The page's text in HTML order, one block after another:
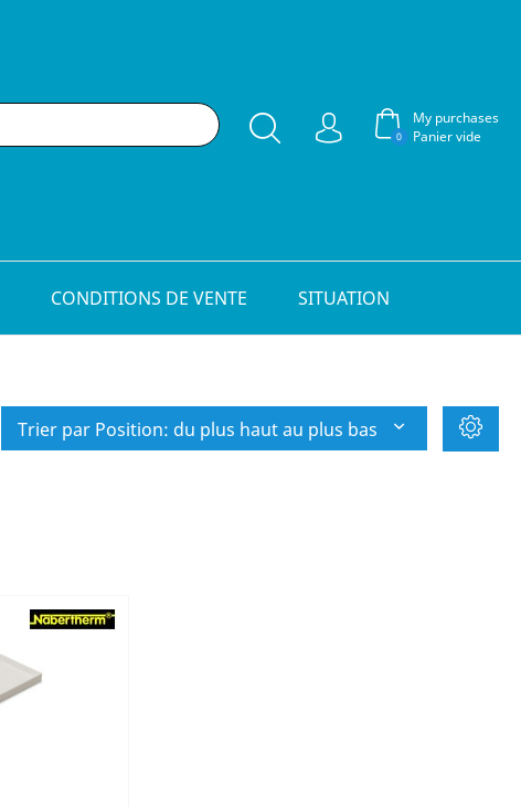
My purchases
0 Panier vide
CONDITIONS DE VENTE SITUATION
Trier par Position: du plus haut au plus bas